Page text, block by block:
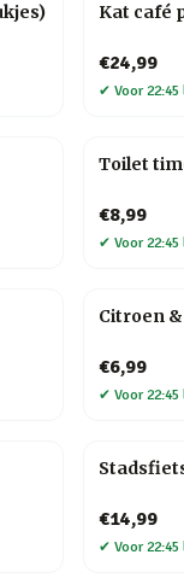
Kat café
€24,99
✔ Voor
Toilet
€8,99
✔ Voor
Citroen
€6,99
✔ Voor
€14,99
✔ Voor